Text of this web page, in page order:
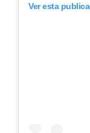
Ver esta